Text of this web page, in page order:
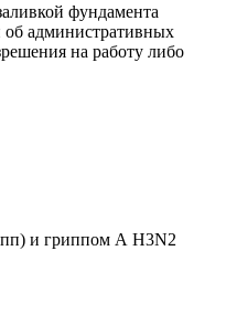
фундамента
административных
на работу либо
и гриппом А H3N2